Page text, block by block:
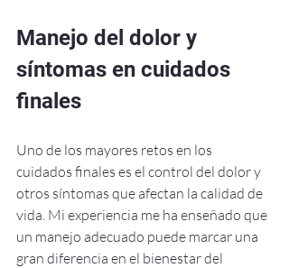
Manejo del dolor y
síntomas en cuidados
finales
Uno de los mayores retos en los
cuidados finales es el control del dolor y
otros síntomas que afectan la calidad de
vida. Mi experiencia me ha enseñado que
un manejo adecuado puede marcar una
gran diferencia en el bienestar del